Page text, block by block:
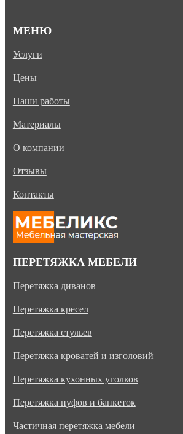
МЕНЮ
Услуги
Цены
Наши работы
Материалы
О компании
Отзывы
Контакты
ПЕРЕТЯЖКА МЕБЕЛИ
Перетяжка диванов
Перетяжка кресел
Перетяжка стульев
Перетяжка кроватей и изголовий
Перетяжка кухонных уголков
Перетяжка пуфов и банкеток
Частичная перетяжка мебели